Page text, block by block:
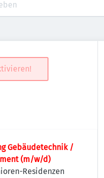
Gebäudetechnik /
(m/w/d)
Residenzen